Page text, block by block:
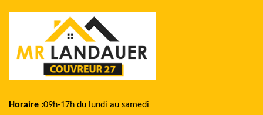
Horaire :09h-17h du lundi au samedi